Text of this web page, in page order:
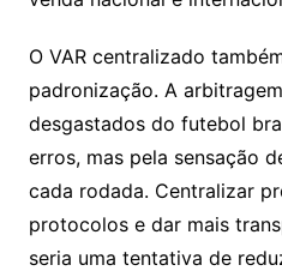
O VAR centralizado
padronização. A
desgastados do futebol
erros, mas pela sensação
cada rodada. Centralizar
protocolos e dar mais
seria uma tentativa de